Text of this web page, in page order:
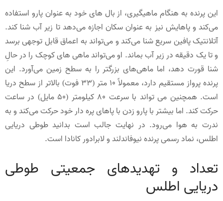
این پرنده به هنگام ماهیگیری، از بال های خود به عنوان پارو استفاده
می‌کند و پاهایش نیز به عنوان سکان اجازه می‌دهد تا زیر آب شنا کند.
آتلانتیک پافین سریع شنا می‌کند و می‌تواند به اعماق قابل توجهی برسد
و تا یک دقیقه در زیر آب بماند. او می‌تواند ماهی های کوچک را در حالِ
شنا قورت دهد، اما ماهی‌های بزرگتر را به سطح زمین می‌آورد. این
پرنده پرواز مستقیم دارد، معمولاً 10 متر (33 فوت) بالاتر از سطح دریا
است. همچنین می تواند با سرعت 80 کیلومتر (50 مایل) در ساعت
حرکت کند. اما بیشتر با پارو زدن با پاهای پره دار خود حرکت می‌کند و به
ندرت به هوا می‌رود. در نهایت جالب است بدانید طوطی دریایی
اطلس، نماد رسمی پرنده نیوفاندلند و لابرادور کانادا است.
تعداد و تهدیدهای جمعیتی طوطی
دریایی اطلس